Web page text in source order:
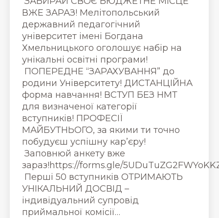
ВЖЕ ЗАРАЗ! Мелітопольський
державний педагогічний
університет імені Богдана
Хмельницького оголошує набір на
унікальні освітні програми!
ПОПЕРЕДНЕ “ЗАРАХУВАННЯ” до
родини Університету! ДИСТАНЦІЙНА
форма навчання! ВСТУП БЕЗ НМТ
для визначеної категорії
вступників! ПРОФЕСІЇ
МАЙБУТНЬОГО, за якими ти точно
побудуєш успішну кар’єру!
Заповнюй анкету вже
зараз!https://forms.gle/
Перші 50 вступників ОТРИМАЮТЬ
УНІКАЛЬНИЙ ДОСВІД –
індивідуальний супровід
приймальної комісії…